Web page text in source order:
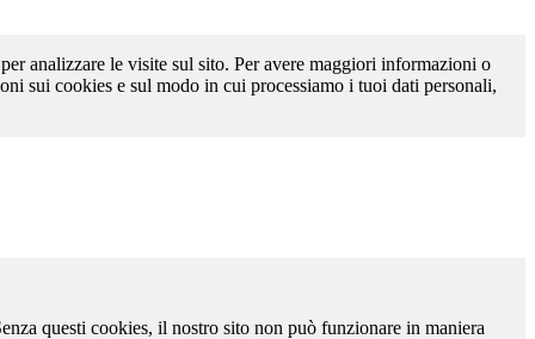
analizzare le visite sul sito. Per avere maggiori informazioni o
sui cookies e sul modo in cui processiamo i tuoi dati personali,
questi cookies, il nostro sito non può funzionare in maniera